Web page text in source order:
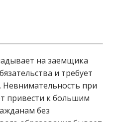
на заемщика
и требует
Невнимательность при
привести к большим
без